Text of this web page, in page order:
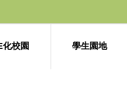
化校園 學生園地